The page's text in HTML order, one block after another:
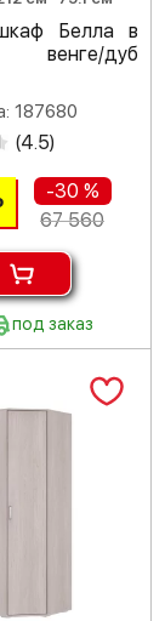
Белла в
венге/дуб
187680
(4.5)
-30 %
67 560
под заказ